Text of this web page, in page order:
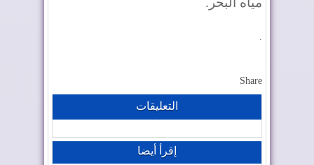
Share
التعليقات
إقرأ أيضا